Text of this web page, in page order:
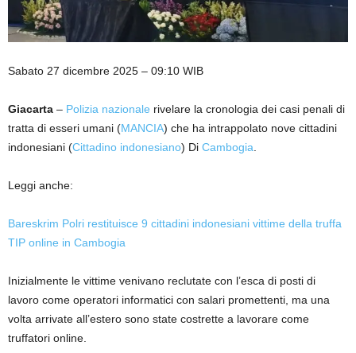
Sabato 27 dicembre 2025 – 09:10 WIB
Giacarta – Polizia nazionale rivelare la cronologia dei casi penali di
tratta di esseri umani (MANCIA) che ha intrappolato nove cittadini
indonesiani (Cittadino indonesiano) Di Cambogia
Leggi anche:
Bareskrim Polri restituisce 9 cittadini indonesiani vittime della truffa
TIP online in Cambogia
Inizialmente le vittime venivano reclutate con l’esca di posti di
lavoro come operatori informatici con salari promettenti, ma una
volta arrivate all’estero sono state costrette a lavorare come
truffatori online.